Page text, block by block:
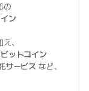
の
ン
、
ットコイン
サービス など、